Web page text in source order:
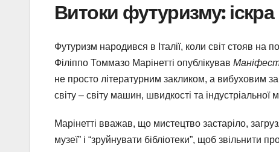
Витоки футуризму:
Футуризм народився в Італії, коли світ стояв на
Філіппо Томмазо Марінетті опублікував
не просто літературним закликом, а вибуховим
світу – світу машин, швидкості та індустріальної
Марінетті вважав, що мистецтво застаріло,
музеї” і “зруйнувати бібліотеки”, щоб